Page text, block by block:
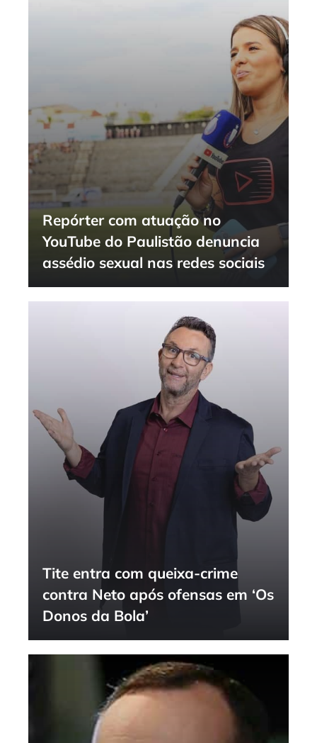
Repórter com atuação no
YouTube do Paulistão denuncia
assédio sexual nas redes sociais
Tite entra com queixa-crime
contra Neto após ofensas em ‘Os
Donos da Bola’